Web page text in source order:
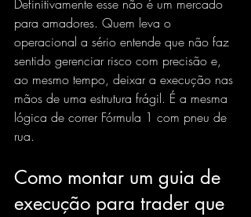
Definitivamente esse não é um mercado
para amadores. Quem leva o
operacional a sério entende que não faz
sentido gerenciar risco com precisão e,
ao mesmo tempo, deixar a execução nas
mãos de uma estrutura frágil. É a mesma
lógica de correr Fórmula 1 com pneu de
rua.
Como montar um guia de
execução para trader que